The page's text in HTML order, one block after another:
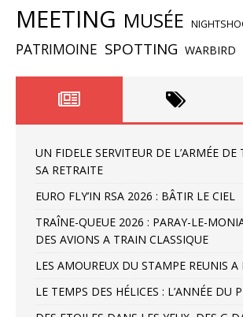
MEETING MUSÉE
PATRIMOINE SPOTTING WARBIRD
UN FIDELE SERVITEUR DE L’ARMÉE DE
SA RETRAITE
EURO FLY’IN RSA 2026 : BÂTIR LE CIEL
TRAÎNE-QUEUE 2026 : PARAY-LE-
DES AVIONS A TRAIN CLASSIQUE
LES AMOUREUX DU STAMPE REUNIS A
LE TEMPS DES HÉLICES : L’ANNÉE DU